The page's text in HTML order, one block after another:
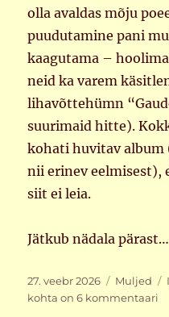
olla avaldas mõju
puudutamine pani
kaagutama –
neid ka varem
lihavõttehümn
suurimaid hitte).
kohati huvitav
nii erinev eelmisest),
siit ei leia.
Jätkub nädala pärast…
Postitatud
27. veebr 2026 Rubriigid
Muljed
kohta on 6 kommentaari